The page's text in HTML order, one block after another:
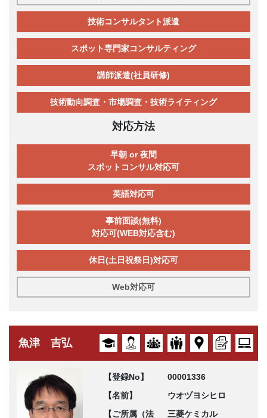
技術コンサルタント派遣
スポット専門家コンサルティング
講師派遣(社員研修)
技術動向調査・市場調査・技術ライティング
対応方法
早朝 or 夜間
スポットコンサル対応可
英語対応可
事前面談(無料)
対応可(WEB対応含む)
休日(土日祝祭日)対応可
Web対応可
魚津 吉弘
【登録No】
00001336
【名前】
ウオヅヨシヒロ
【ご所属（法
三菱ケミカル